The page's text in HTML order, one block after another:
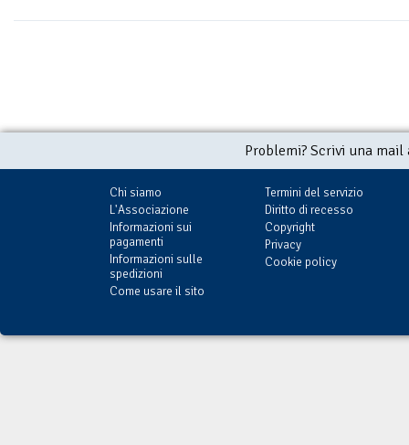
Problemi? Scrivi una
Chi siamo
L'Associazione
Informazioni sui
pagamenti
Informazioni sulle
spedizioni
Come usare il sito
Termini del servizio
Diritto di recesso
Copyright
Privacy
Cookie policy